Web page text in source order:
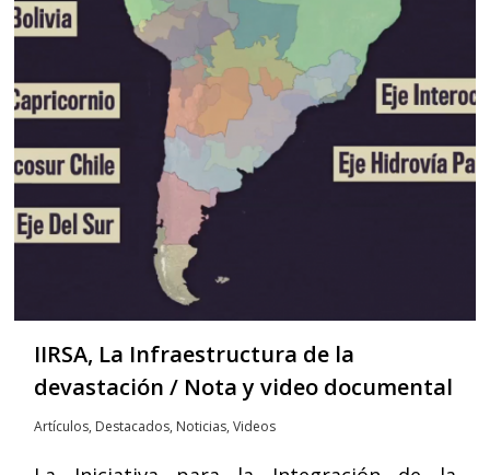
IIRSA, La Infraestructura de la
devastación / Nota y video documental
Artículos, Destacados, Noticias,Videos